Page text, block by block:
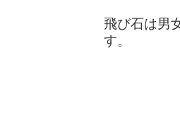
飛び石は男
す。